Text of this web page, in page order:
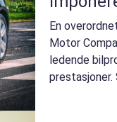
En
Motor
ledende
prestasjoner.